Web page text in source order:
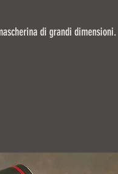
di grandi dimensioni.